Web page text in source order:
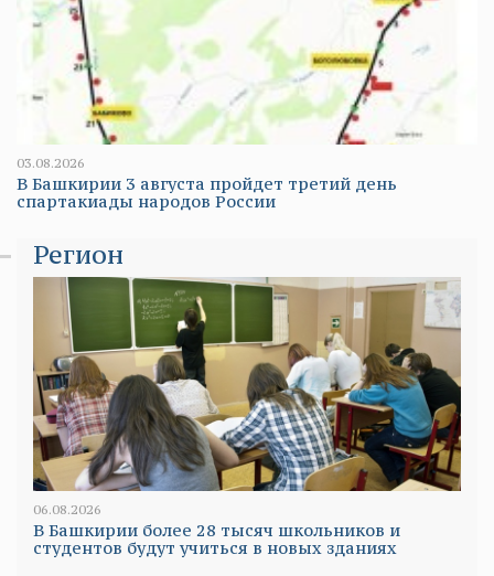
03.08.2026
В Башкирии 3 августа пройдет третий день
спартакиады народов России
Регион
06.08.2026
В Башкирии более 28 тысяч школьников и
студентов будут учиться в новых зданиях